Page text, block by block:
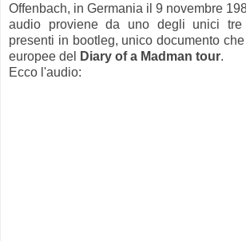
Offenbach, in Germania il 9 novembre
audio proviene da uno degli unici
presenti in bootleg, unico documento
europee del
Diary of a Madman tour.
Ecco l'audio: